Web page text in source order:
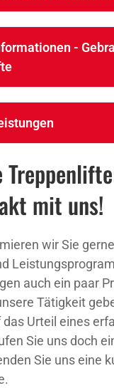
-
mit uns!
wir Sie
auch ein paar
Tätigkeit
Urteil eines
Sie uns doch
Sie uns eine